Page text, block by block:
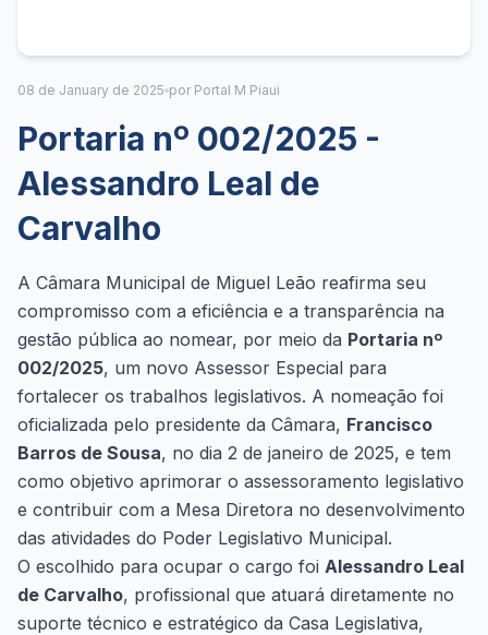
08 de January de 2025 por Portal M Piaui
Portaria nº 002/2025 -
Alessandro Leal de
Carvalho
A Câmara Municipal de Miguel Leão reafirma seu
compromisso com a eficiência e a transparência na
gestão pública ao nomear, por meio da Portaria nº
002/2025, um novo Assessor Especial para
fortalecer os trabalhos legislativos. A nomeação foi
oficializada pelo presidente da Câmara, Francisco
Barros de Sousa, no dia 2 de janeiro de 2025, e tem
como objetivo aprimorar o assessoramento legislativo
e contribuir com a Mesa Diretora no desenvolvimento
das atividades do Poder Legislativo Municipal.
O escolhido para ocupar o cargo foi Alessandro Leal
de Carvalho, profissional que atuará diretamente no
suporte técnico e estratégico da Casa Legislativa,